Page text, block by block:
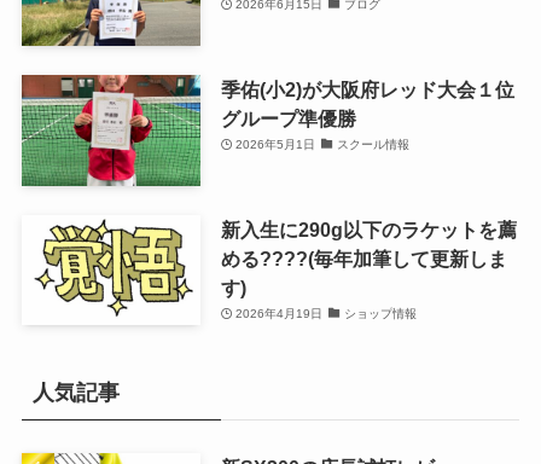
2026年6月15日 ブログ
季佑(小2)が大阪府レッド大会１位
グループ準優勝
2026年5月1日 スクール情報
新入生に290g以下のラケットを薦
める????(毎年加筆して更新しま
す)
2026年4月19日 ショップ情報
人気記事